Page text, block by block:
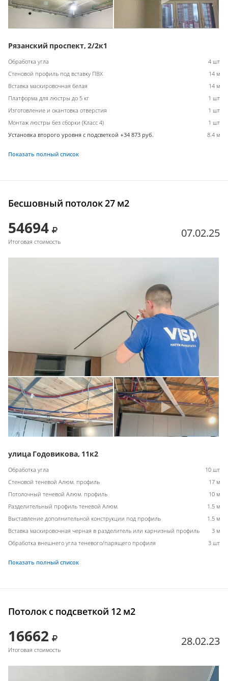
Рязанский проспект, 2/2к1
Обработка угла
4 шт
Стеновой профиль под вставку ПВХ
14 м
Вставка маскировочная белая
14 м
Платформа для люстры до 5 кг
1 шт
Изготовление и окантовка отверстия
1 шт
Монтаж люстры без сборки (Класс 4)
1 шт
Установка второго уровня с подсветкой +34 873 руб.
8.4 м
Показать полный список
Бесшовный потолок 27 м2
54694
Итоговая стоимость
07.02.25
улица Годовикова, 11к2
Обработка угла
10 шт
Стеновой теневой Алюм. профиль
17 м
Потолочный теневой Алюм. профиль
10 м
Разделительный профиль теневой Алюм.
1.5 м
Выставление дополнительной конструкции под профиль
1.5 м
Вставка маскировочная черная в разделитель или карнизный профиль
3 м
Обработка внешнего угла теневого/парящего профиля
3 шт
Показать полный список
Потолок с подсветкой 12 м2
16662
Итоговая стоимость
28.02.23